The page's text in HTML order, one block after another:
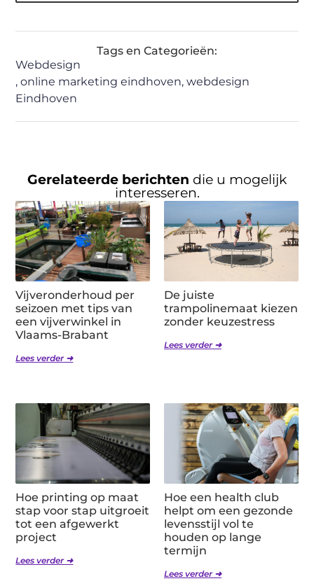
Tags en Categorieën:
Webdesign
,online marketing eindhoven,webdesign
Eindhoven
Gerelateerde berichten die u mogelijk
interesseren.
Vijveronderhoud per
seizoen met tips van
een vijverwinkel in
Vlaams-Brabant
Lees verder ➜
De juiste
trampolinemaat kiezen
zonder keuzestress
Lees verder ➜
Hoe printing op maat
stap voor stap uitgroeit
tot een afgewerkt
project
Lees verder ➜
Hoe een health club
helpt om een gezonde
levensstijl vol te
houden op lange
termijn
Lees verder ➜